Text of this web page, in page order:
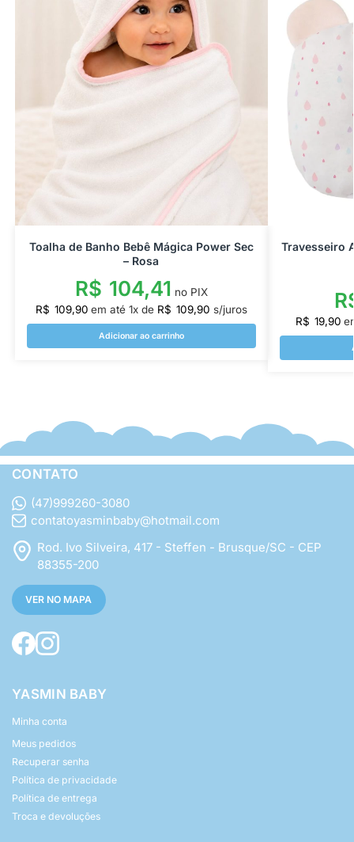
Toalha de Banho Bebê Mágica Power Sec
– Rosa
R$ 104,41 no PIX
R$ 109,90 em até 1x de R$ 109,90 s/juros
Adicionar ao carrinho
Travesseiro
R$ 19,90
CONTATO
(47)999260-3080
contatoyasminbaby@hotmail.com
Rod. Ivo Silveira, 417 - Steffen - Brusque/SC - CEP
88355-200
VER NO MAPA
YASMIN BABY
Minha conta
Meus pedidos
Recuperar senha
Política de privacidade
Política de entrega
Troca e devoluções